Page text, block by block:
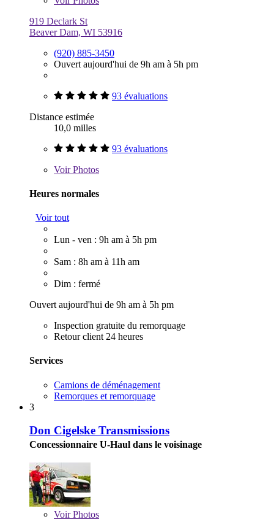
919 Declark St
Beaver Dam, WI 53916
(920) 885-3450
Ouvert aujourd'hui de 9h am à 5h pm
93 évaluations
Distance estimée
10,0 milles
93 évaluations
VoirPhotos
Heures normales
Voir tout
Lun - ven : 9h am à 5h pm
Sam : 8h am à 11h am
Dim : fermé
Ouvert aujourd'hui de 9h am à 5h pm
Inspection gratuite du remorquage
Retour client 24 heures
Services
Camions de déménagement
Remorques et remorquage
3
Don Cigelske Transmissions
Concessionnaire U-Haul dans le voisinage
VoirPhotos